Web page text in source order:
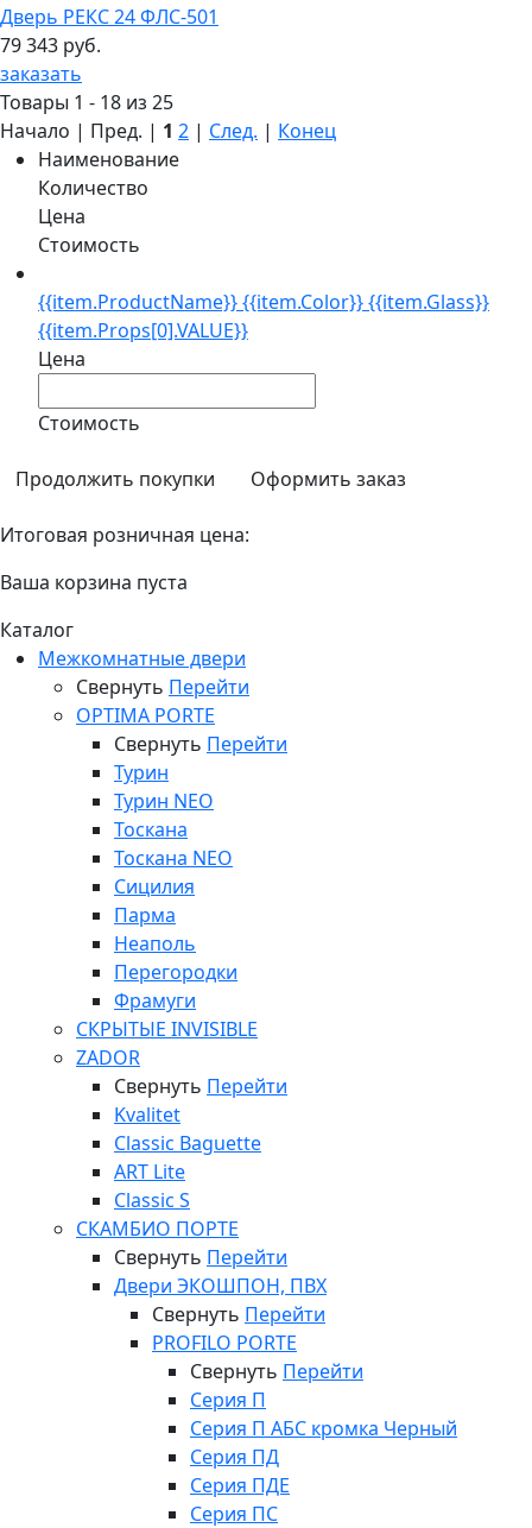
Дверь РЕКС 24 ФЛС-501
79 343 руб.
заказать
Товары 1 - 18 из 25
Начало | Пред. | 1 2 | След. | Конец
Наименование
Количество
Цена
Стоимость
{{item.ProductName}} {{item.Color}} {{item.Glass}}
{{item.Props[0].VALUE}}
Цена
Стоимость
Продолжить покупки Оформить заказ
Итоговая розничная цена:
Ваша корзина пуста
Каталог
Межкомнатные двери
Свернуть Перейти
OPTIMA PORTE
Свернуть Перейти
Турин
Турин NEO
Тоскана
Тоскана NEO
Сицилия
Парма
Неаполь
Перегородки
Фрамуги
СКРЫТЫЕ INVISIBLE
ZADOR
Свернуть Перейти
Kvalitet
Classic Baguette
ART Lite
Classic S
СКАМБИО ПОРТЕ
Свернуть Перейти
Двери ЭКОШПОН, ПВХ
Свернуть Перейти
PROFILO PORTE
Свернуть Перейти
Серия П
Серия П АБС кромка Черный
Серия ПД
Серия ПДЕ
Серия ПС